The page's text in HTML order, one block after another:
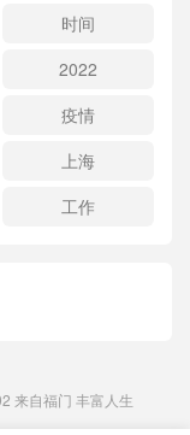
时间
2022
疫情
上海
工作
来自福门 丰富人生